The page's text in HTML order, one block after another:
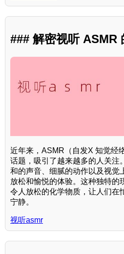
### 解密视听 ASMR
近年来，ASMR（自发X 知觉经
话题，吸引了越来越多的人关注
和的声音、细腻的动作以及视觉
放松和愉悦的体验。这种独特的
令人放松的化学物质，让人们在
宁静。
视听asmr